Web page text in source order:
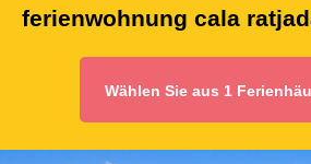
ferienwohnung cala
Wählen Sie aus 1